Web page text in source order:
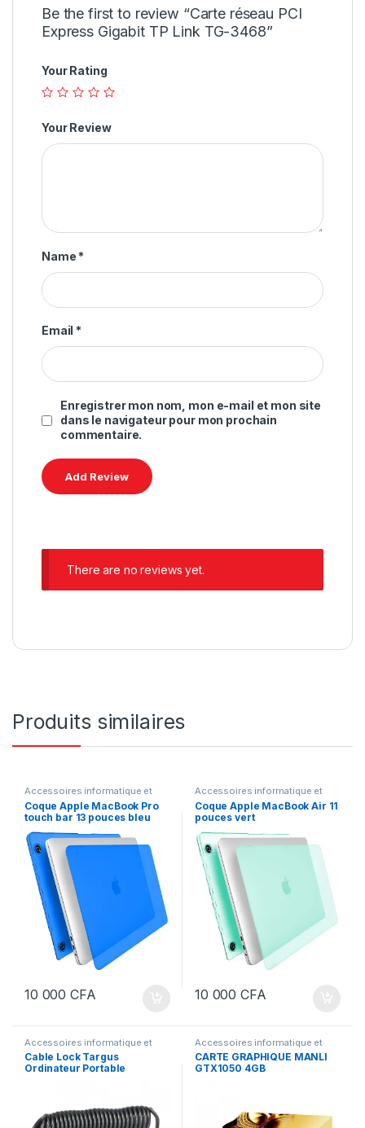
Be the first to review “Carte réseau PCI
Express Gigabit TP Link TG-3468”
Your Rating
Your Review
Name *
Email *
Enregistrer mon nom, mon e-mail et mon site
dans le navigateur pour mon prochain
commentaire.
There are no reviews yet.
Produits similaires
Accessoires informatique et
bureautique , Informatiques et
bureautiques
Coque Apple MacBook Pro
touch bar 13 pouces bleu
10 000CFA
Accessoires informatique et
bureautique , Informatiques et
bureautiques
Coque Apple MacBook Air 11
pouces vert
10 000CFA
Accessoires informatique et
bureautique Informatiques et
bureautiques
Cable Lock Targus
Ordinateur Portable
Accessoires informatique et
bureautique , Informatiques et
bureautiques
CARTE GRAPHIQUE MANLI
GTX1050 4GB